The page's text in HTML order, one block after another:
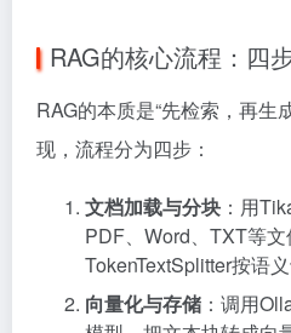
RAG的核心流程：四
RAG的本质是“先检索，再生
现，流程分为四步：
文档加载与分块 ：用
PDF、Word、TXT等
TokenTextSplitter按语
向量化与存储 ：调用